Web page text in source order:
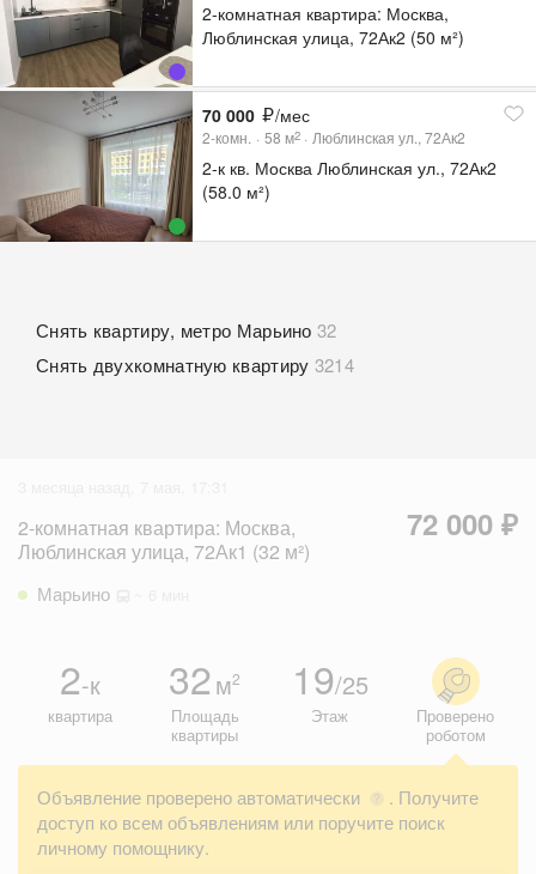
2-комнатная квартира: Москва,
Люблинская улица, 72Ак2 (50 м²)
70 000 /мес
2-комн. 58 м2 Люблинская ул., 72Ак2
2-к кв. Москва Люблинская ул., 72Ак2
(58.0 м²)
Снять квартиру, метро Марьино 32
Снять двухкомнатную квартиру 3214
2-комнатная квартира: Москва,
Люблинская улица, 72Ак1 (32 м²)
72 000 ₽
Марьино
2-к
квартира
32 м2
Площадь
квартиры
19/25
Этаж
Проверено
роботом
Объявление проверено автоматически ?
. Получите
доступ ко всем объявлениям или поручите поиск
личному помощнику.